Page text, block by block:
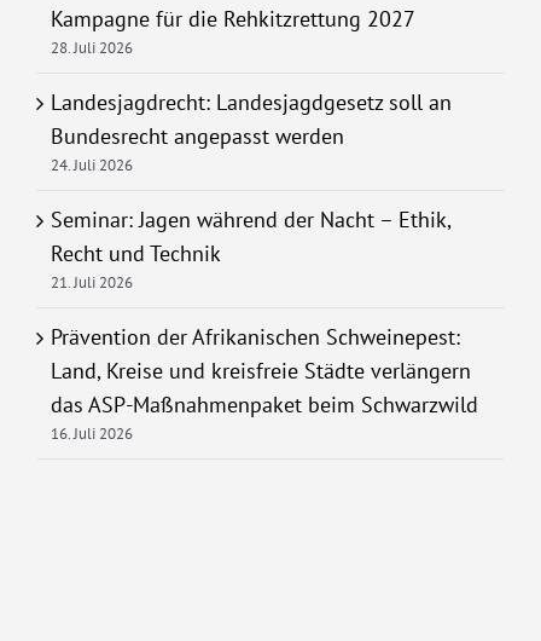
Kampagne für die Rehkitzrettung 2027
28. Juli 2026
Landesjagdrecht: Landesjagdgesetz soll an
Bundesrecht angepasst werden
24. Juli 2026
Seminar: Jagen während der Nacht – Ethik,
Recht und Technik
21. Juli 2026
Prävention der Afrikanischen Schweinepest:
Land, Kreise und kreisfreie Städte verlängern
das ASP-Maßnahmenpaket beim Schwarzwild
16. Juli 2026